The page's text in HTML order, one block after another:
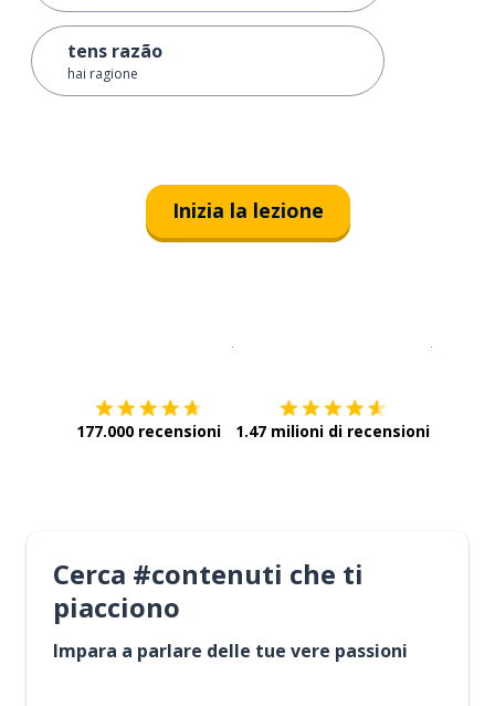
tens razão
hai ragione
Inizia la lezione
177.000 recensioni 1.47 milioni di recensioni
Cerca #contenuti che ti
piacciono
Impara a parlare delle tue vere passioni